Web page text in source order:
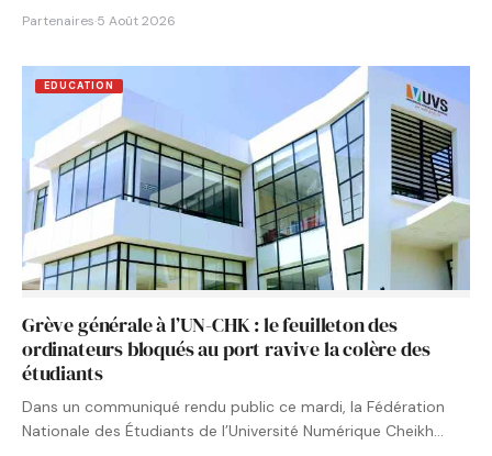
Partenaires·5 Août 2026
EDUCATION
Grève générale à l’UN-CHK : le feuilleton des
ordinateurs bloqués au port ravive la colère des
étudiants
Dans un communiqué rendu public ce mardi, la Fédération
Nationale des Étudiants de l’Université Numérique Cheikh